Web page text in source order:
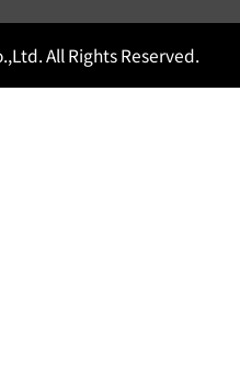
All Rights Reserved.